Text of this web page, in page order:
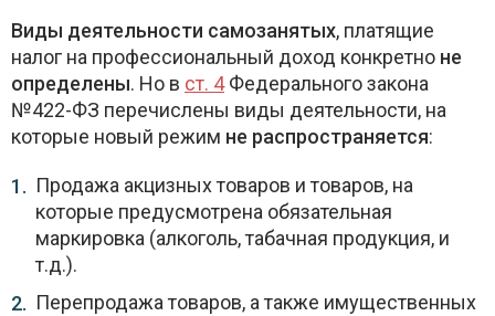
Виды деятельности самозанятых, платящие
налог на профессиональный доход конкретно не
определены. Но в ст. 4Федерального закона
№422-ФЗ перечислены виды деятельности, на
которые новый режим не распространяется:
Продажа акцизных товаров и товаров, на
которые предусмотрена обязательная
маркировка (алкоголь, табачная продукция, и
т.д.).
Перепродажа товаров, а также имущественных